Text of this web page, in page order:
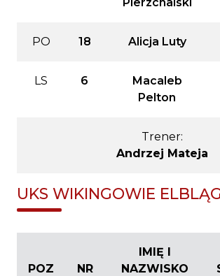
PO 18 Alicja Luty
LS 6
Macaleb
Pelton
Trener:
Andrzej Mateja
UKS WIKINGOWIE
POZ NR
IMIĘ I
NAZWISKO